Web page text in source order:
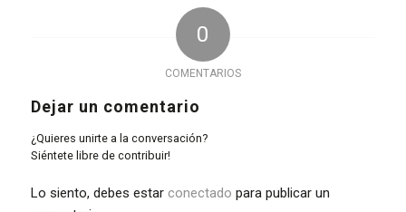
0
COMENTARIOS
Dejar un comentario
¿Quieres unirte a la conversación?
Siéntete libre de contribuir!
Lo siento, debes estar conectado para publicar un